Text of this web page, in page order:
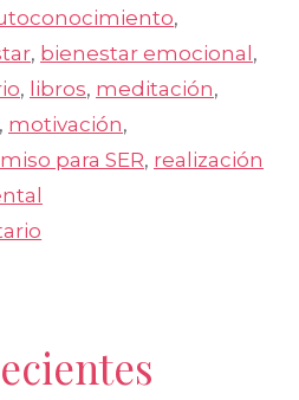
,
, bienestar emocional ,
, libros, meditación,
, motivación,
para SER, realización